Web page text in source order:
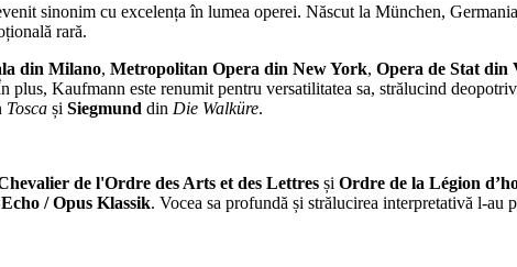
sinonim cu excelența în lumea operei. Născut la München,
rară.
din Milano, Metropolitan Opera din New York, Opera de Stat din
plus, Kaufmann este renumit pentru versatilitatea sa, strălucind
Tosca și Siegmund din Die Walküre.
de l'Ordre des Arts et des Lettres și Ordre de la Légion
Echo / Opus Klassik. Vocea sa profundă și strălucirea interpretativă l-